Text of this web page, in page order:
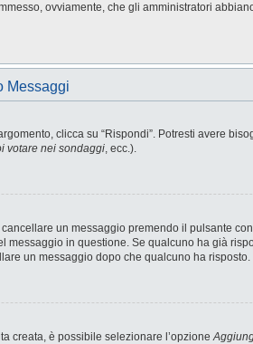
ovviamente, che gli amministratori
Messaggi
clicca su “Rispondi”. Potresti avere
votare nei sondaggi, ecc.).
un messaggio premendo il pulsante
messaggio in questione. Se qualcuno ha già
un messaggio dopo che qualcuno ha risposto.
creata, è possibile selezionare l’opzione